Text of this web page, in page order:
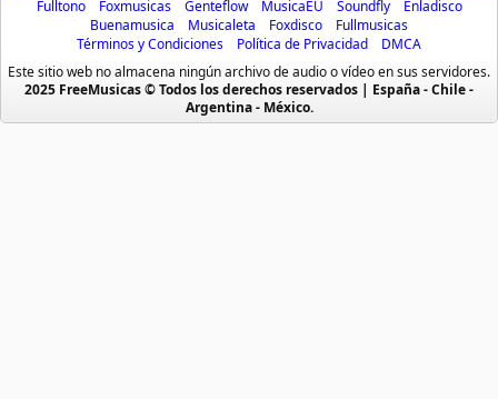
Bachatas
Baladas
Baladas De Oro
Baladas En Ingles
Cumbia Mexicana
Cumbia Pop
Cumbia Surena
Cumbias
Fulltono Foxmusicas Genteflow MusicaEU Soundfly
Enladisco
Buenamusica
Musicaleta Foxdisco
Fullmusicas
Términos y Condiciones
Política de Privacidad
DMCA
Este sitio web no almacena ningún archivo de audio o vídeo en sus servidores.
2025 FreeMusicas © Todos los derechos reservados | España - Chile -
Argentina - México.